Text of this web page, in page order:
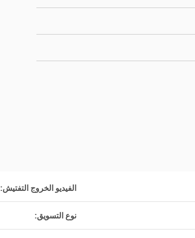
الفيديو الخروج التفتيش:
نوع التسويق: